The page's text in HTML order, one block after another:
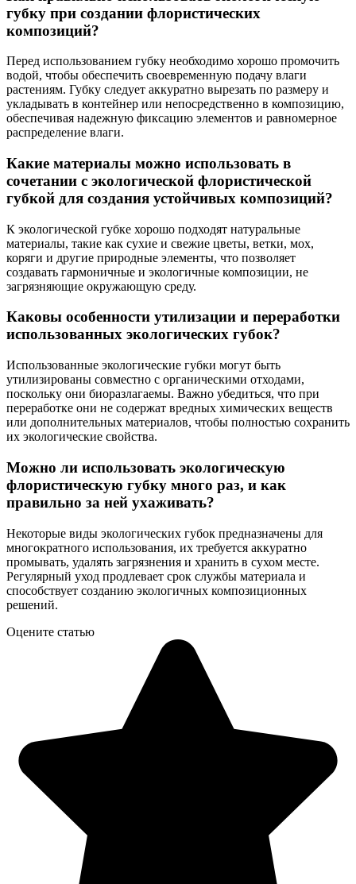
губку при создании флористических
композиций?
Перед использованием губку необходимо хорошо промочить
водой, чтобы обеспечить своевременную подачу влаги
растениям. Губку следует аккуратно вырезать по размеру и
укладывать в контейнер или непосредственно в композицию,
обеспечивая надежную фиксацию элементов и равномерное
распределение влаги.
Какие материалы можно использовать в
сочетании с экологической флористической
губкой для создания устойчивых композиций?
К экологической губке хорошо подходят натуральные
материалы, такие как сухие и свежие цветы, ветки, мох,
коряги и другие природные элементы, что позволяет
создавать гармоничные и экологичные композиции, не
загрязняющие окружающую среду.
Каковы особенности утилизации и переработки
использованных экологических губок?
Использованные экологические губки могут быть
утилизированы совместно с органическими отходами,
поскольку они биоразлагаемы. Важно убедиться, что при
переработке они не содержат вредных химических веществ
или дополнительных материалов, чтобы полностью сохранить
их экологические свойства.
Можно ли использовать экологическую
флористическую губку много раз, и как
правильно за ней ухаживать?
Некоторые виды экологических губок предназначены для
многократного использования, их требуется аккуратно
промывать, удалять загрязнения и хранить в сухом месте.
Регулярный уход продлевает срок службы материала и
способствует созданию экологичных композиционных
решений.
Оцените статью